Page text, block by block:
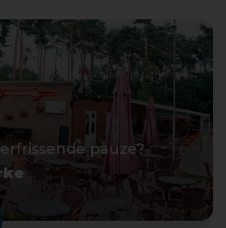
pauze?